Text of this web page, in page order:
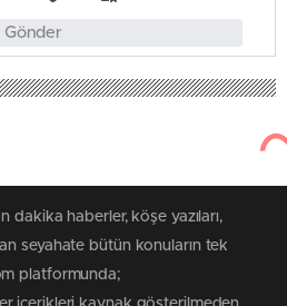
Gönder
dakika haberler, köşe yazıları,
seyahate bütün konuların tek
platformunda;